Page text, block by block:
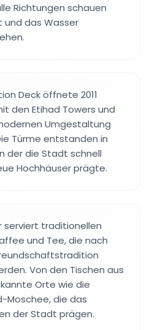
Richtungen schauen
und das Wasser
Deck öffnete 2011
den Etihad Towers und
Umgestaltung
Türme entstanden in
der die Stadt schnell
Hochhäuser prägte.
serviert traditionellen
und Tee, die nach
Von den Tischen aus
Orte wie die
Moschee, die das
der Stadt prägen.